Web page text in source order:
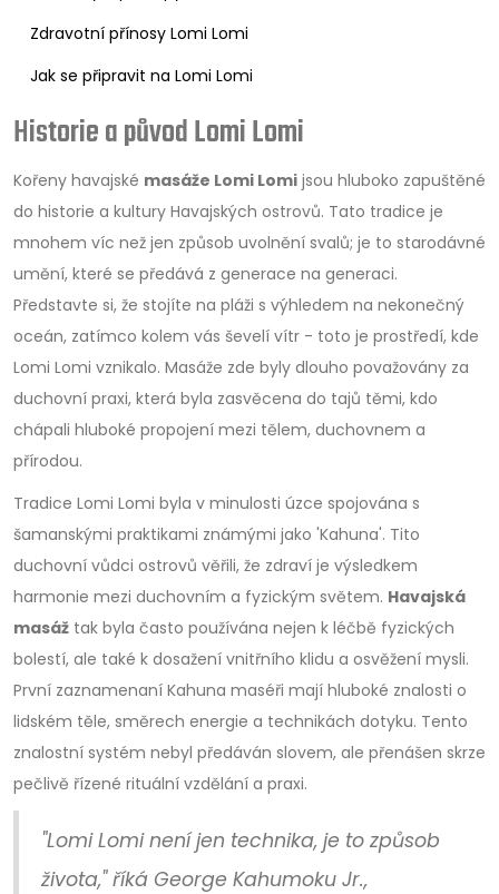
Zdravotní přínosy Lomi Lomi
Jak se připravit na Lomi Lomi
Historie a původ Lomi Lomi
Kořeny havajské masáže Lomi Lomi jsou hluboko zapuštěné
do historie a kultury Havajských ostrovů. Tato tradice je
mnohem víc než jen způsob uvolnění svalů; je to starodávné
umění, které se předává z generace na generaci.
Představte si, že stojíte na pláži s výhledem na nekonečný
oceán, zatímco kolem vás ševelí vítr - toto je prostředí, kde
Lomi Lomi vznikalo. Masáže zde byly dlouho považovány za
duchovní praxi, která byla zasvěcena do tajů těmi, kdo
chápali hluboké propojení mezi tělem, duchovnem a
přírodou.
Tradice Lomi Lomi byla v minulosti úzce spojována s
šamanskými praktikami známými jako 'Kahuna'. Tito
duchovní vůdci ostrovů věřili, že zdraví je výsledkem
harmonie mezi duchovním a fyzickým světem. Havajská
masáž tak byla často používána nejen k léčbě fyzických
bolestí, ale také k dosažení vnitřního klidu a osvěžení mysli.
První zaznamenaní Kahuna maséři mají hluboké znalosti o
lidském těle, směrech energie a technikách dotyku. Tento
znalostní systém nebyl předáván slovem, ale přenášen skrze
pečlivě řízené rituální vzdělání a praxi.
"Lomi Lomi není jen technika, je to způsob
života," říká George Kahumoku Jr.,